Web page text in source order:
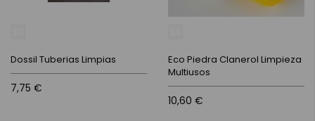
Dossil Tuberias Limpias
7,75 €
Eco Piedra Clanerol Limpieza
Multiusos
10,60 €